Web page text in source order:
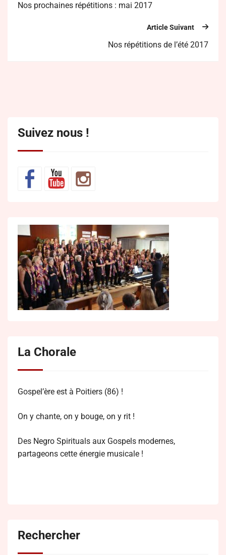
Nos prochaines répétitions : mai 2017
Article Suivant
Nos répétitions de l’été 2017
Suivez nous !
La Chorale
Gospel’ère est à Poitiers (86) !
On y chante, on y bouge, on y rit !
Des Negro Spirituals aux Gospels modernes,
partageons cette énergie musicale !
Rechercher